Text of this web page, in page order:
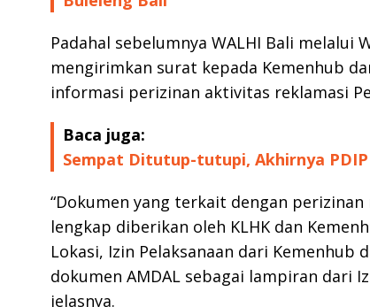
Padahal sebelumnya WALHI Bali melalui
mengirimkan surat kepada Kemenhub
informasi perizinan aktivitas reklamasi
Baca juga:
Sempat Ditutup-tutupi, Akhirnya
“Dokumen yang terkait dengan
lengkap diberikan oleh KLHK dan
Lokasi, Izin Pelaksanaan dari Kemenhub
dokumen AMDAL sebagai lampiran dari
jelasnya.